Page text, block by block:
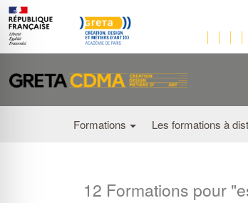
Formations Les formations à
12 Formations pour